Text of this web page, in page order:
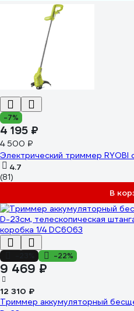
-7%
4 195 ₽
4 500 ₽
Электрический триммер
4.7
(81)
В
-22%
9 469 ₽
12 310 ₽
Триммер аккумуляторный